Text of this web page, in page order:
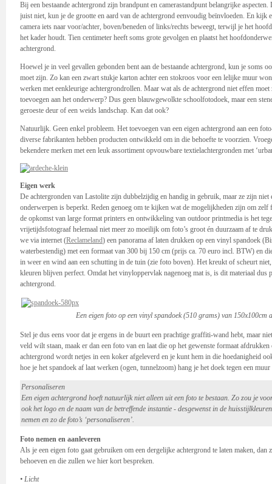
Bij een bestaande achtergrond zijn brandpunt en camerastandpunt belangrijke
juist niet, kun je de grootte en aard van de achtergrond eenvoudig beïnvloeden. En kijk
camera iets naar voor/achter, boven/beneden of links/rechts beweegt, terwijl je het
het kader houdt. Tien centimeter heeft soms grote gevolgen en plaatst het
achtergrond.
Hoewel je in veel gevallen gebonden bent aan de bestaande achtergrond, kun je soms
moet zijn. Zo kan een zwart stukje karton achter een stokroos voor een lelijke muur
werken met eenkleurige achtergrondrollen. Maar wat als de achtergrond niet effen
toevoegen aan het onderwerp? Dus geen blauwgewolkte schoolfotodoek, maar een
geroeste deur of een weids landschap. Kan dat ook?
Natuurlijk. Geen enkel probleem. Het toevoegen van een eigen achtergrond aan een
diverse fabrikanten hebben producten ontwikkeld om in die behoefte te voorzien.
bekendere merken met een leuk assortiment opvouwbare textielachtergronden met
Eigen werk
De achtergronden van Lastolite zijn dubbelzijdig en handig in gebruik, maar ze zijn niet
onderwerpen is beperkt. Reden genoeg om te kijken wat de mogelijkheden zijn om zelf
de opkomst van large format printers en ontwikkeling van outdoor printmedia is het
vrijetijdsfotograaf helemaal niet meer zo moeilijk om foto’s groot én duurzaam af te
we via internet (Reclameland) een panorama af laten drukken op een vinyl spandoek
waterbestendig) met een formaat van 300 bij 150 cm (prijs ca. 70 euro incl. BTW) en
in weer en wind aan een schutting in de tuin (zie foto boven). Het kreukt of scheurt
kleuren blijven perfect. Omdat het vinyloppervlak nagenoeg mat is, is dit materiaal dus
achtergrond.
Een eigen foto op een vinyl spandoek (510 grams) van 150x100cm
Stel je dus eens voor dat je ergens in de buurt een prachtige graffiti-wand hebt, maar
veld wilt staan, maak er dan een foto van en laat die op het gewenste formaat
achtergrond wordt netjes in een koker afgeleverd en je kunt hem in die hoedanigheid
hoe je het spandoek af laat werken (ogen, tunnelzoom) hang je het doek tegen een
Personaliseren
Een eigen achtergrond hoeft natuurlijk niet alleen uit een foto te bestaan. Zo zou je
ook het logo en de naam van de betreffende instantie - desgewenst in de
nemen en zo de foto’s ‘personaliseren’.
Foto nemen en aanleveren
Als je een eigen foto gaat gebruiken om een dergelijke achtergrond te laten maken, dan
behoeven en die zullen we hier kort bespreken.
• Licht